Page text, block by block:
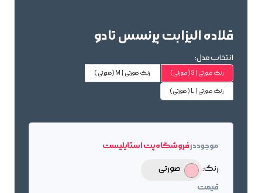
قلاده الیزابت پرنسس تادو
انتخاب مدل:
رنگ صورتی | S (صورتی) رنگ صورتی | M (صورتی)
رنگ صورتی | L (صورتی)
موجود درفروشگاه پت استایلیست
رنگ: صورتی
قیمت